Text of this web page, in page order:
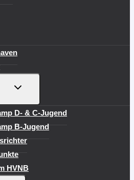
UNTERMENÜ
D- & C-Jugend
B-Jugend
HVNB